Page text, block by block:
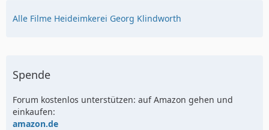
Alle Filme Heideimkerei Georg Klindworth
Spende
Forum kostenlos unterstützen: auf Amazon gehen und
einkaufen:
amazon.de